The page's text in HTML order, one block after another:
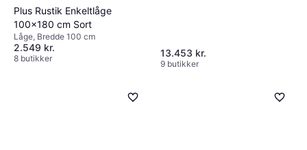
Plus Rustik Enkeltlåge
100x180 cm Sort
Låge, Bredde 100 cm
2.549 kr.
8 butikker 13.453 kr.
9 butikker